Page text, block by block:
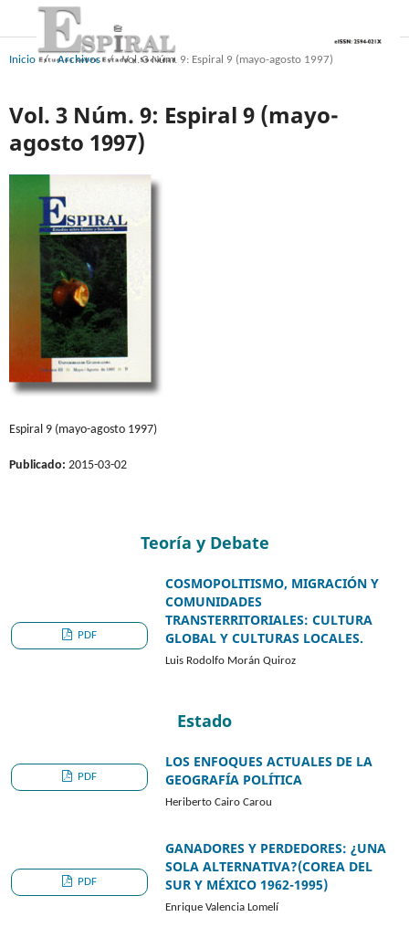
Inicio / Archivos / Vol. 3 Núm. 9: Espiral 9 (mayo-agosto 1997)
Vol. 3 Núm. 9: Espiral 9 (mayo-
agosto 1997)
Espiral 9 (mayo-agosto 1997)
Publicado: 2015-03-02
Teoría y Debate
COSMOPOLITISMO, MIGRACIÓN Y
COMUNIDADES
TRANSTERRITORIALES: CULTURA
GLOBAL Y CULTURAS LOCALES.
Luis Rodolfo Morán Quiroz
PDF
Estado
LOS ENFOQUES ACTUALES DE LA
GEOGRAFÍA POLÍTICA
Heriberto Cairo Carou
PDF
GANADORES Y PERDEDORES: ¿UNA
SOLA ALTERNATIVA?(COREA DEL
SUR Y MÉXICO 1962-1995)
Enrique Valencia Lomelí
PDF